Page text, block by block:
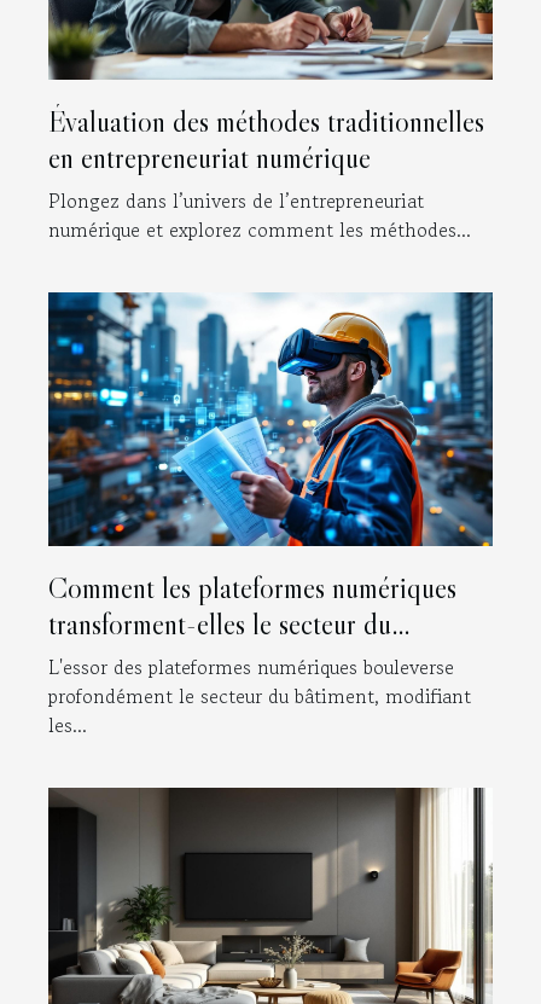
Évaluation des méthodes traditionnelles
en entrepreneuriat numérique
Plongez dans l’univers de l’entrepreneuriat
numérique et explorez comment les méthodes...
Comment les plateformes numériques
transforment-elles le secteur du
bâtiment ?
L'essor des plateformes numériques bouleverse
profondément le secteur du bâtiment, modifiant
les...